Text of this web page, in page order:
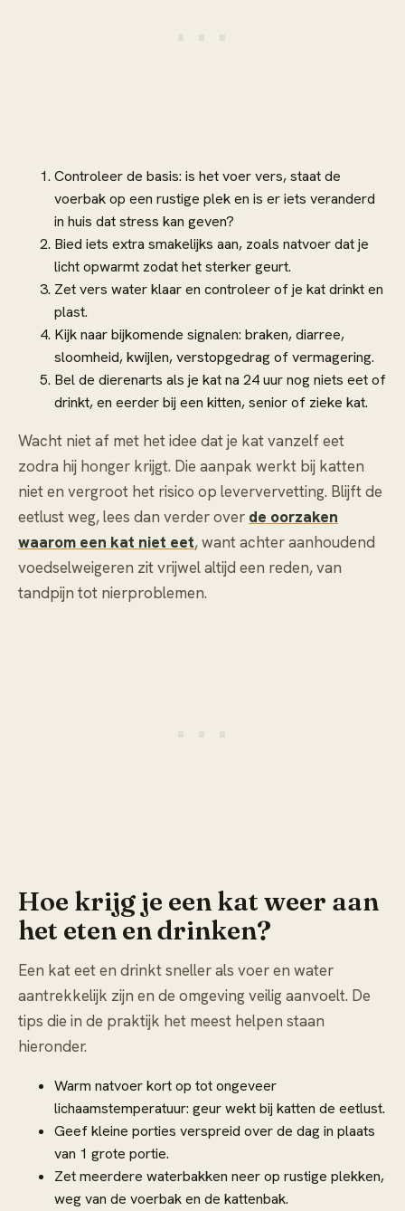
Controleer de basis: is het voer vers, staat de
voerbak op een rustige plek en is er iets veranderd
in huis dat stress kan geven?
Bied iets extra smakelijks aan, zoals natvoer dat je
licht opwarmt zodat het sterker geurt.
Zet vers water klaar en controleer of je kat drinkt en
plast.
Kijk naar bijkomende signalen: braken, diarree,
sloomheid, kwijlen, verstopgedrag of vermagering.
Bel de dierenarts als je kat na 24 uur nog niets eet of
drinkt, en eerder bij een kitten, senior of zieke kat.
Wacht niet af met het idee dat je kat vanzelf eet
zodra hij honger krijgt. Die aanpak werkt bij katten
niet en vergroot het risico op leververvetting. Blijft de
eetlust weg, lees dan verder over de oorzaken
waarom een kat niet eet, want achter aanhoudend
voedselweigeren zit vrijwel altijd een reden, van
tandpijn tot nierproblemen.
Hoe krijg je een kat weer aan
het eten en drinken?
Een kat eet en drinkt sneller als voer en water
aantrekkelijk zijn en de omgeving veilig aanvoelt. De
tips die in de praktijk het meest helpen staan
hieronder.
Warm natvoer kort op tot ongeveer
lichaamstemperatuur: geur wekt bij katten de eetlust.
Geef kleine porties verspreid over de dag in plaats
van 1 grote portie.
Zet meerdere waterbakken neer op rustige plekken,
weg van de voerbak en de kattenbak.